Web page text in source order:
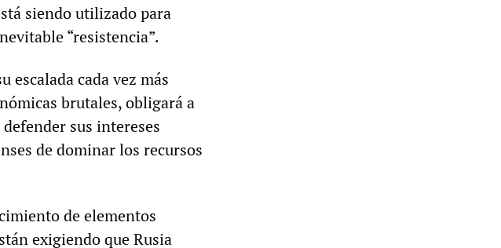
siendo utilizado para
“resistencia”.
escalada cada vez más
brutales, obligará a
sus intereses
de dominar los recursos
de elementos
exigiendo que Rusia